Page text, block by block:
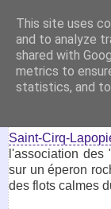
Visitez la France
2 mars 2020
Saint-Cirq-
Saint-Cirq-
l'association
sur un éperon
des flots calmes
This site uses
and to analyze
shared with
metrics to
statistics, and